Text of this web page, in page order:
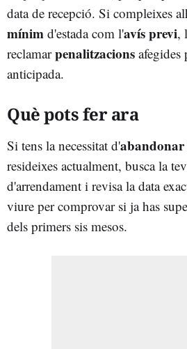
data de recepció. Si compleixes
mínim d'estada com l'avís previ,
reclamarpenalitzacions afegides
anticipada.
Què pots fer ara
Si tens la necessitat d'abandonar
resideixes actualment, busca la
d'arrendament i revisa la data
viure per comprovar si ja has
dels primers sis mesos.